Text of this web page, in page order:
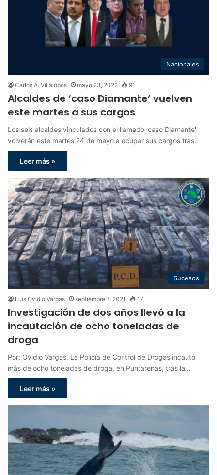
Nacionales
Carlos A. Villalobos mayo 23, 2022 91
Alcaldes de ‘caso Diamante’ vuelven
este martes a sus cargos
Los seis alcaldes vinculados con el llamado 'caso Diamante'
volverán este martes 24 de mayo a ocupar sus cargos tras…
Leer más »
Sucesos
Luis Ovidio Vargas septiembre 7, 2021 17
Investigación de dos años llevó a la
incautación de ocho toneladas de
droga
Por: Ovidio Vargas. La Policía de Control de Drogas incautó
más de ocho toneladas de droga, en Puntarenas, tras la…
Leer más »